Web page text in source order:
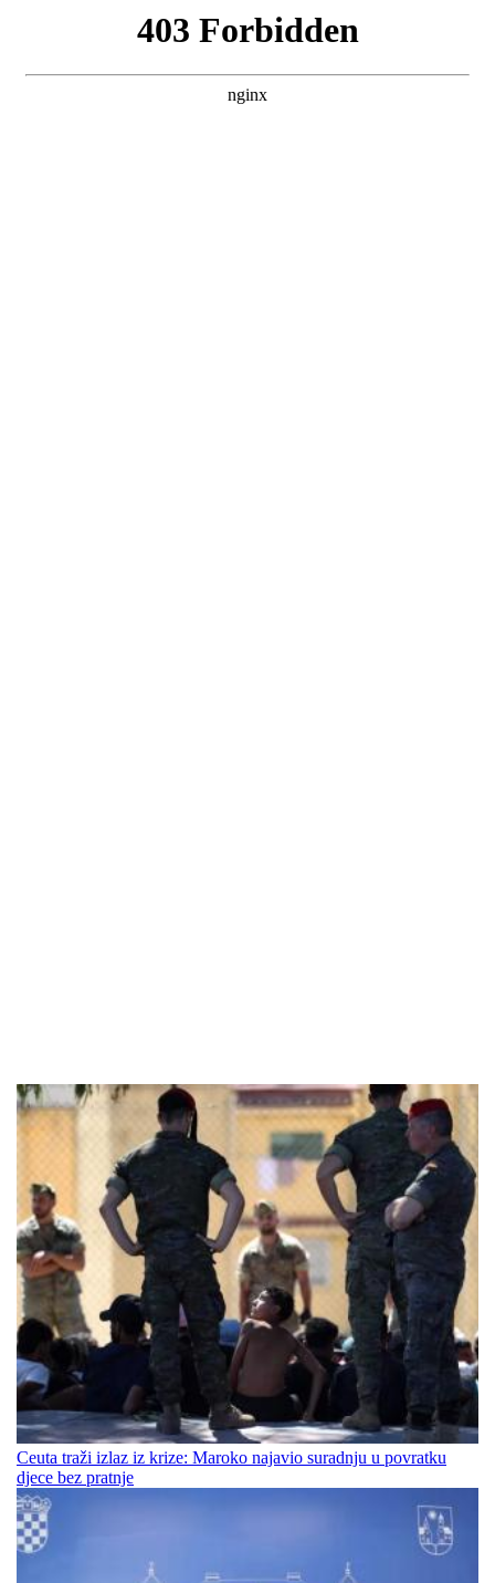
Ceuta traži izlaz iz krize: Maroko najavio suradnju u povratku
djece bez pratnje